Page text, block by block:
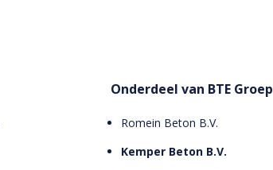
Onderdeel van BTE Groep
Romein Beton B.V.
Kemper Beton B.V.